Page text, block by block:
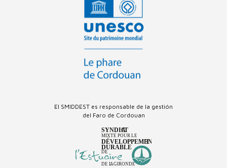
El SMIDDEST es responsable de la gestión
del Faro de Cordouan